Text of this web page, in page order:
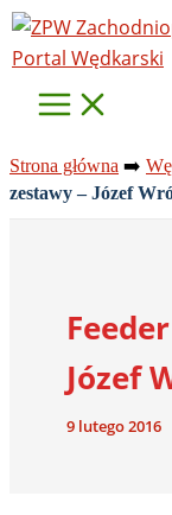
Przejdź
do
Strona główna ➡️
zestawy – Józef
Józef
9 lutego 2016